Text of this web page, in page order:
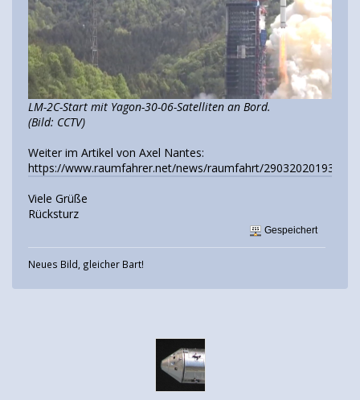
LM-2C-Start mit Yagon-30-06-Satelliten an Bord.
(Bild: CCTV)
Weiter im Artikel von Axel Nantes:
https://www.raumfahrer.net/news/raumfahrt/
Viele Grüße
Rücksturz
Gespeichert
Neues Bild, gleicher Bart!